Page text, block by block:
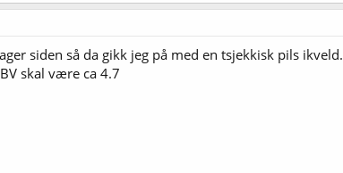
siden så da gikk jeg på med en tsjekkisk pils ikveld.
skal være ca 4.7